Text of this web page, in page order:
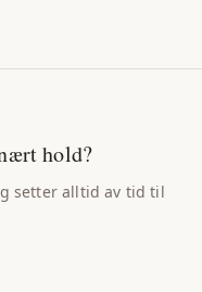
hold?
setter alltid av tid til